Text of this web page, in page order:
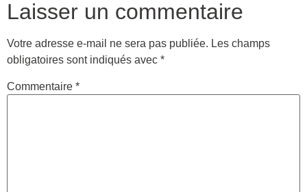
Laisser un commentaire
Votre adresse e-mail ne sera pas publiée. Les champs
obligatoires sont indiqués avec *
Commentaire *